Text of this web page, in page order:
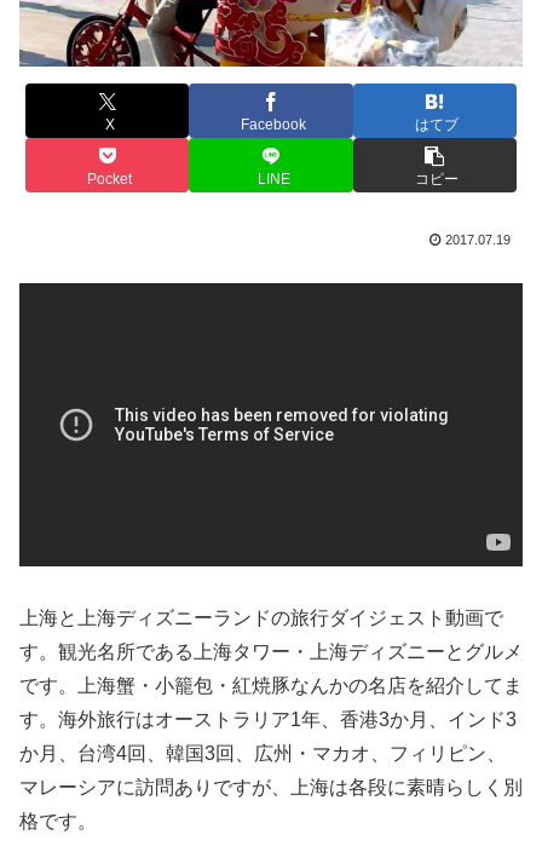
X Facebook はてブ
Pocket LINE コピー
2017.07.19
上海と上海ディズニーランドの旅行ダイジェスト動画で
す。観光名所である上海タワー・上海ディズニーとグルメ
です。上海蟹・小籠包・紅焼豚なんかの名店を紹介してま
す。海外旅行はオーストラリア1年、香港3か月、インド3
か月、台湾4回、韓国3回、広州・マカオ、フィリピン、
マレーシアに訪問ありですが、上海は各段に素晴らしく別
格です。